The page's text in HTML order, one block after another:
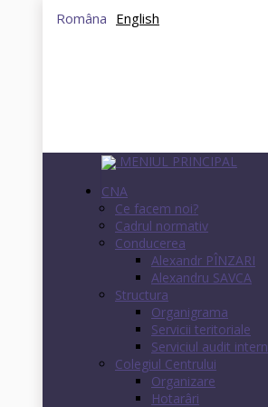
Româna English
MENIUL PRINCIPAL
CNA
Ce facem noi?
Cadrul normativ
Conducerea
Alexandr PÎNZARI
Alexandru SAVCA
Structura
Organigrama
Servicii teritoriale
Serviciul audit intern
Colegiul Centrului
Organizare
Hotarâri